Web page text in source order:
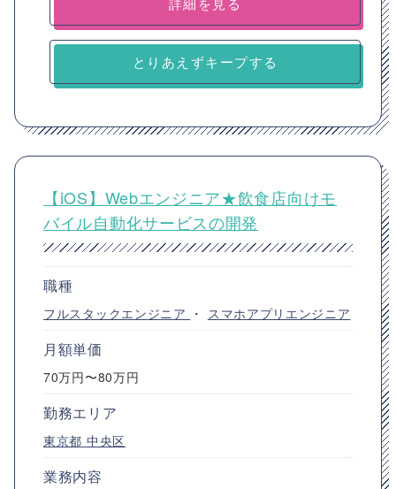
とりあえずキープする
【iOS】Webエンジニア★飲食店向けモ
バイル自動化サービスの開発
職種
フルスタックエンジニア ・ スマホアプリエンジニア
月額単価
70万円〜80万円
勤務エリア
東京都 中央区
業務内容